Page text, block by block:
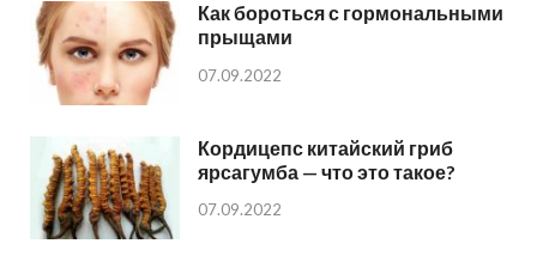
Как бороться с гормональными
прыщами
07.09.2022
Кордицепс китайский гриб
ярсагумба — что это такое?
07.09.2022